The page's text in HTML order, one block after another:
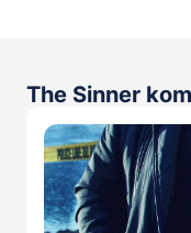
The Sinner